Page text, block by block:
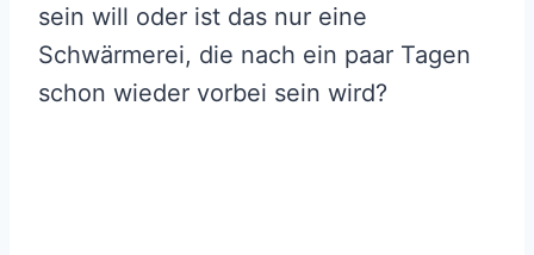
sein will oder ist das nur eine
Schwärmerei, die nach ein paar Tagen
schon wieder vorbei sein wird?